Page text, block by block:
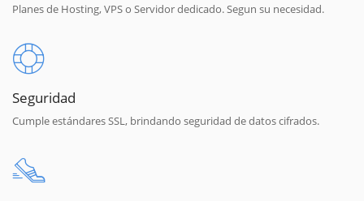
Planes de Hosting, VPS o Servidor dedicado. Segun su necesidad.
Seguridad
Cumple estándares SSL, brindando seguridad de datos cifrados.